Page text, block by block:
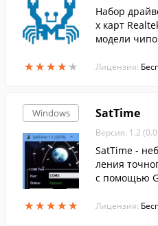
★★★★★
★★★★★
Набор
х карт
модели
Лицензия:
Windows
★★★★★
★★★★★
SatTime
Версия: 1.2
SatTime -
ления
с помощью
Лицензия: